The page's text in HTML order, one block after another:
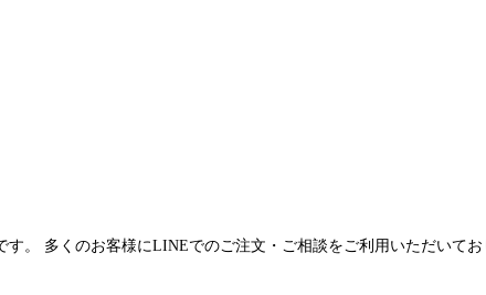
。 多くのお客様にLINEでのご注文・ご相談をご利用いただいてお